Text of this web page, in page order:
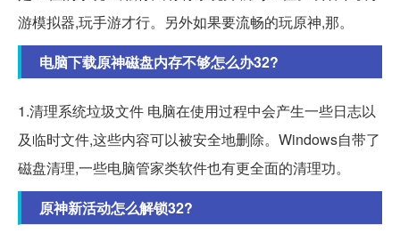
游模拟器,玩手游才行。另外如果要流畅的玩原神,那。
电脑下载原神磁盘内存不够怎么办32?
1.清理系统垃圾文件 电脑在使用过程中会产生一些日志以
及临时文件,这些内容可以被安全地删除。Windows自带了
磁盘清理,一些电脑管家类软件也有更全面的清理功。
原神新活动怎么解锁32?